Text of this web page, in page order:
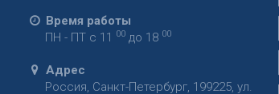
Время работы
ПН - ПТ с 11
00до 18 00
Адрес
Россия, Санкт-Петербург, 199225, ул.